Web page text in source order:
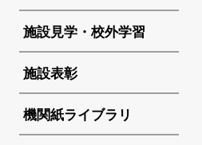
施設見学・校外学習
施設表彰
機関紙ライブラリ